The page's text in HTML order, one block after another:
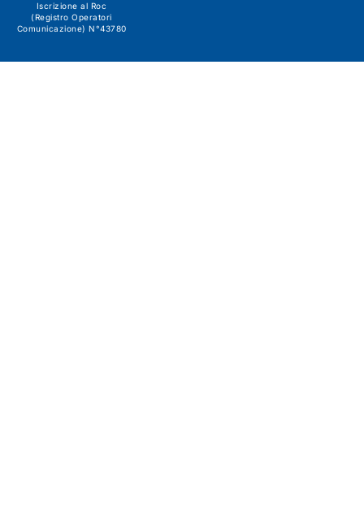
Iscrizione al Roc
(Registro Operatori
Comunicazione) N°43780